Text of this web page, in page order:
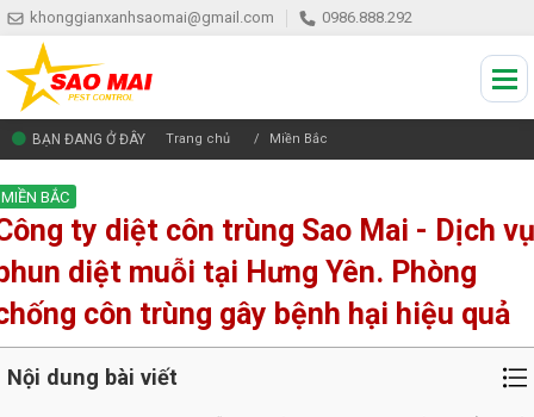
khonggianxanhsaomai@gmail.com 0986.888.292
BẠN ĐANG Ở ĐÂY Trang chủ Miền Bắc
MIỀN BẮC
ty diệt côn trùng Sao Mai - Dịch vụ
diệt muỗi tại Hưng Yên. Phòng
côn trùng gây bệnh hại hiệu quả
Nội dung bài viết